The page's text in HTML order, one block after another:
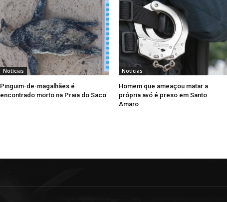
Notícias
Pinguim-de-magalhães é
encontrado morto na Praia do Saco
Notícias
Homem que ameaçou matar a
própria avó é preso em Santo
Amaro